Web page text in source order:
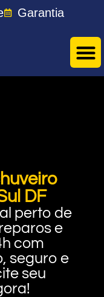
Garantia
DF
perto de
e
com
seguro e
seu